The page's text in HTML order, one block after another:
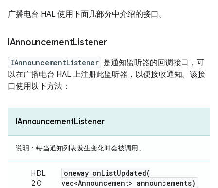
广播电台 HAL 使用下面几部分中介绍的接口。
IAnnouncementListener
IAnnouncementListener 是通知监听器的回调接口，可
以在广播电台 HAL 上注册此监听器，以便接收通知。该接
口使用以下方法：
IAnnouncementListener
说明： 每当通知列表发生变化时会被调用。
HIDL
2.0
oneway onListUpdated(
vec<Announcement> announcements)